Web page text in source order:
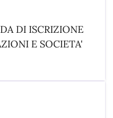
DI ISCRIZIONE
E SOCIETA'